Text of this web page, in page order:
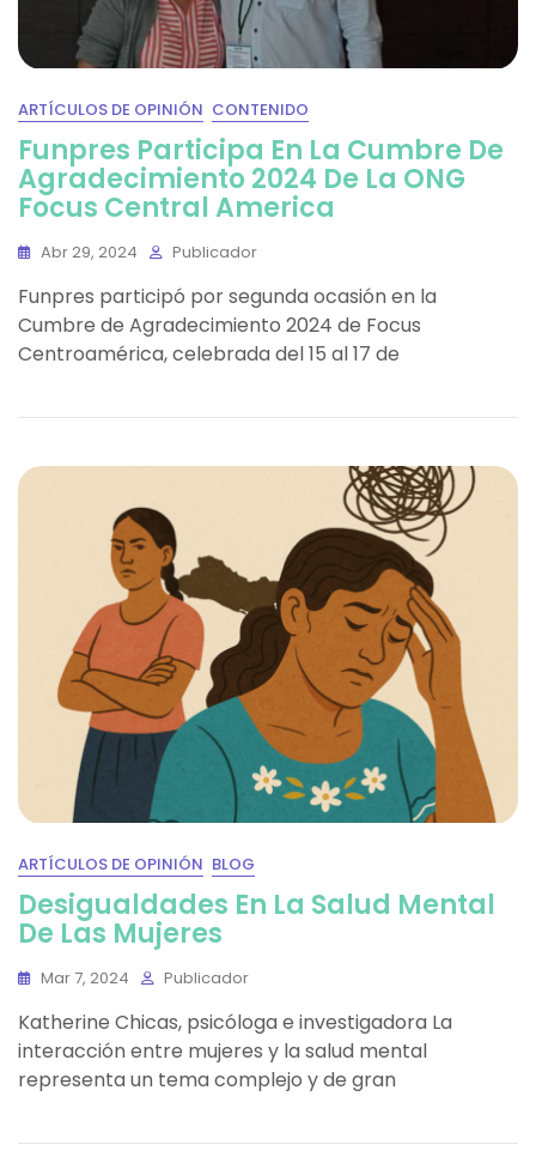
ARTÍCULOS DE OPINIÓN CONTENIDO
Funpres Participa En La Cumbre De
Agradecimiento 2024 De La ONG
Focus Central America
Abr 29, 2024 Publicador
Funpres participó por segunda ocasión en la
Cumbre de Agradecimiento 2024 de Focus
Centroamérica, celebrada del 15 al 17 de
ARTÍCULOS DE OPINIÓN BLOG
Desigualdades En La Salud Mental
De Las Mujeres
Mar 7, 2024 Publicador
Katherine Chicas, psicóloga e investigadora La
interacción entre mujeres y la salud mental
representa un tema complejo y de gran